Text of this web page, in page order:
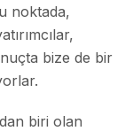
noktada,
bize de bir
biri olan